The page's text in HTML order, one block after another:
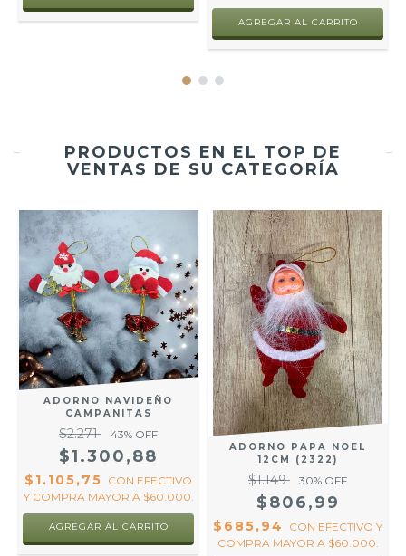
PRODUCTOS EN EL TOP DE
VENTAS DE SU CATEGORÍA
ADORNO NAVIDEÑO
CAMPANITAS
$2.271 43% OFF
$1.300,88
$1.105,75 CON EFECTIVO
Y COMPRA MAYOR A $60.000.
AGREGAR AL CARRITO
ADORNO PAPA NOEL
12CM (2322)
$1.149 30% OFF
$806,99
$685,94 CON EFECTIVO Y
COMPRA MAYOR A $60.000.